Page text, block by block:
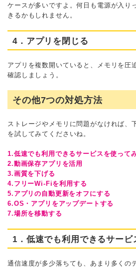
ケースが多いですよ。何日も電源が入り
きるかもしれません。
4．アプリを閉じる
アプリを複数開いていると、メモリを圧
確認しましょう。
その他7つの対処方法
ストレージやメモリに問題がなければ、
を試してみてくださいね。
1.低速でも利用できるサービスを使って
2.動画保存アプリを活用
3.画質を下げる
4.フリーWi-Fiを利用する
5.アプリの自動更新をオフにする
6.OS・アプリをアップデートする
7.場所を移動する
1．低速でも利用できるサービ
通信速度が多少落ちても、あまり多くの